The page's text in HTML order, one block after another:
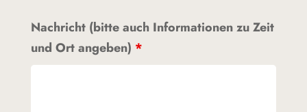
Nachricht (bitte auch Informationen zu Zeit
und Ort angeben) *